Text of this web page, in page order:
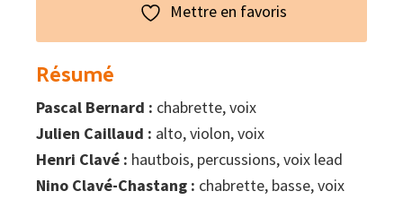
Mettre en favoris
Résumé
Pascal Bernard : chabrette, voix
Julien Caillaud : alto, violon, voix
Henri Clavé : hautbois, percussions, voix lead
Nino Clavé-Chastang : chabrette, basse, voix